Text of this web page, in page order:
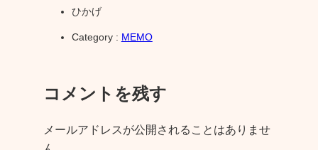
ひかげ
Category : MEMO
コメントを残す
メールアドレスが公開されることはありませ